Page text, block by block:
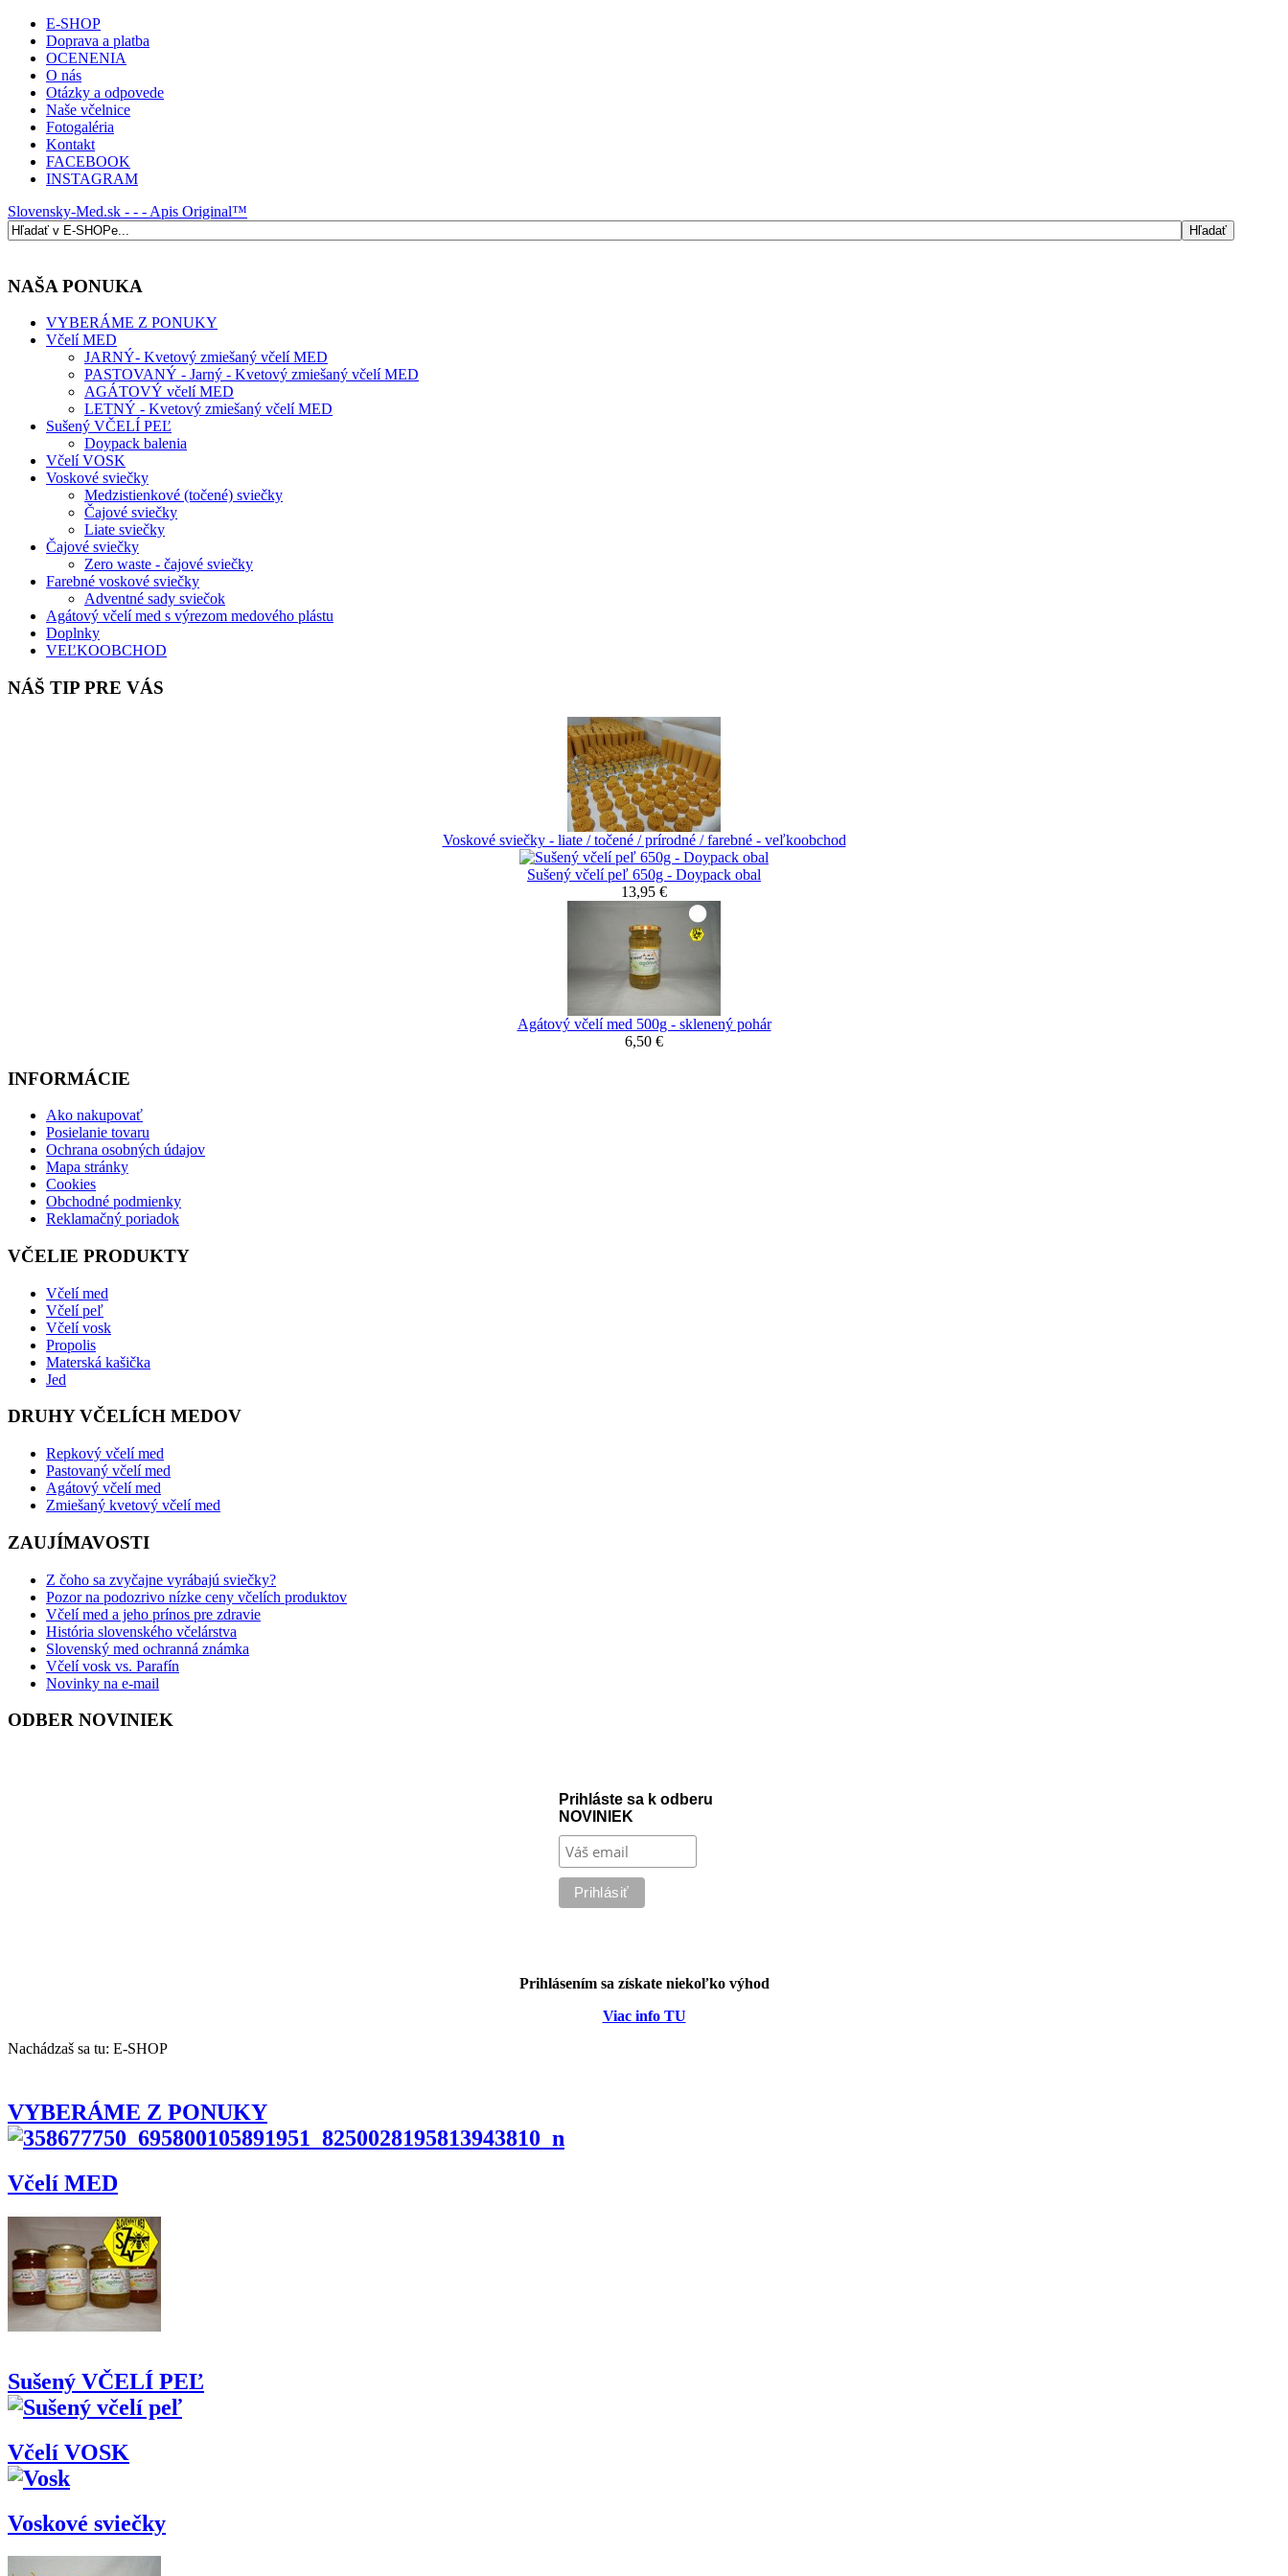
E-SHOP
Doprava a platba
OCENENIA
O nás
Otázky a odpovede
Naše včelnice
Fotogaléria
Kontakt
FACEBOOK
INSTAGRAM
Slovensky-Med.sk - - - Apis Original™
NAŠA PONUKA
VYBERÁME Z PONUKY
Včelí MED
JARNÝ- Kvetový zmiešaný včelí MED
PASTOVANÝ - Jarný - Kvetový zmiešaný včelí MED
AGÁTOVÝ včelí MED
LETNÝ - Kvetový zmiešaný včelí MED
Sušený VČELÍ PEĽ
Doypack balenia
Včelí VOSK
Voskové sviečky
Medzistienkové (točené) sviečky
Čajové sviečky
Liate sviečky
Čajové sviečky
Zero waste - čajové sviečky
Farebné voskové sviečky
Adventné sady sviečok
Agátový včelí med s výrezom medového plástu
Doplnky
VEĽKOOBCHOD
NÁŠ TIP PRE VÁS
Voskové sviečky - liate / točené / prírodné / farebné - veľkoobchod
Sušený včelí peľ 650g - Doypack obal
13,95 €
Agátový včelí med 500g - sklenený pohár
6,50 €
INFORMÁCIE
Ako nakupovať
Posielanie tovaru
Ochrana osobných údajov
Mapa stránky
Cookies
Obchodné podmienky
Reklamačný poriadok
VČELIE PRODUKTY
Včelí med
Včelí peľ
Včelí vosk
Propolis
Materská kašička
Jed
DRUHY VČELÍCH MEDOV
Repkový včelí med
Pastovaný včelí med
Agátový včelí med
Zmiešaný kvetový včelí med
ZAUJÍMAVOSTI
Z čoho sa zvyčajne vyrábajú sviečky?
Pozor na podozrivo nízke ceny včelích produktov
Včelí med a jeho prínos pre zdravie
História slovenského včelárstva
Slovenský med ochranná známka
Včelí vosk vs. Parafín
Novinky na e-mail
ODBER NOVINIEK
Prihláste sa k odberu
NOVINIEK
Prihlásením sa získate niekoľko výhod
Viac info TU
Nachádzaš sa tu: E-SHOP
VYBERÁME Z PONUKY
Včelí MED
Sušený VČELÍ PEĽ
Včelí VOSK
Voskové sviečky